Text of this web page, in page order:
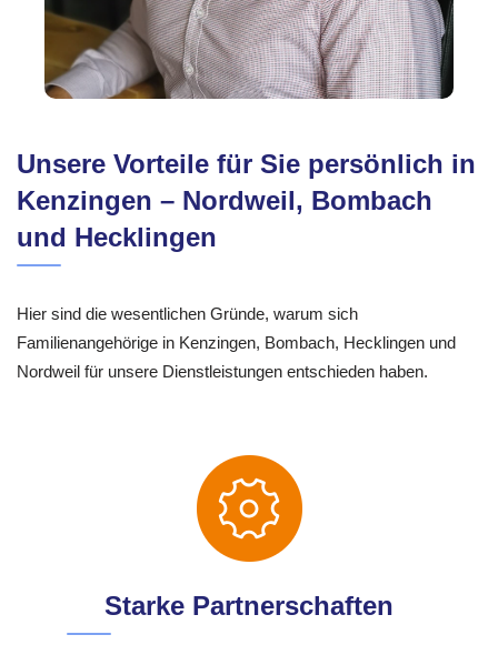
Unsere Vorteile für Sie persönlich in
Kenzingen – Nordweil, Bombach
und Hecklingen
Hier sind die wesentlichen Gründe, warum sich
Familienangehörige in Kenzingen, Bombach, Hecklingen und
Nordweil für unsere Dienstleistungen entschieden haben.
Starke Partnerschaften